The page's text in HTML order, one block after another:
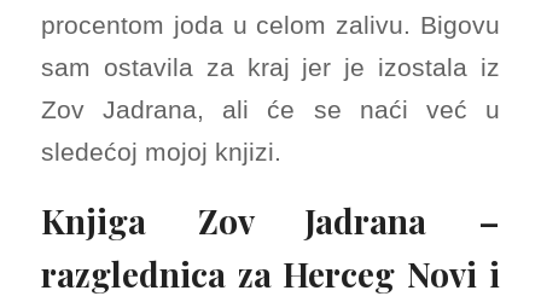
procentom joda u celom zalivu. Bigovu
sam ostavila za kraj jer je izostala iz
Zov Jadrana, ali će se naći već u
sledećoj mojoj knjizi.
Knjiga Zov Jadrana –
razglednica za Herceg Novi i